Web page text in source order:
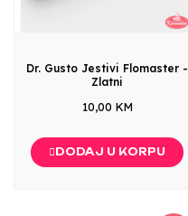
Dr. Gusto Jestivi Flomaster -
Zlatni
10,00 KM
DODAJ U KORPU